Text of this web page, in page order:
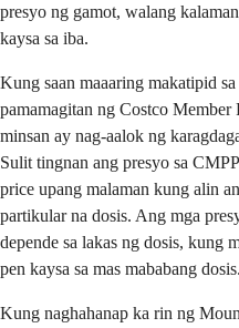
presyo ng gamot, walang
kaysa sa iba.
Kung saan maaaring makatipid
pamamagitan ng Costco
minsan ay nag-aalok ng
Sulit tingnan ang presyo sa
price upang malaman kung alin
partikular na dosis. Ang mga
depende sa lakas ng dosis, kung
pen kaysa sa mas mababang dosis.
Kung naghahanap ka rin ng